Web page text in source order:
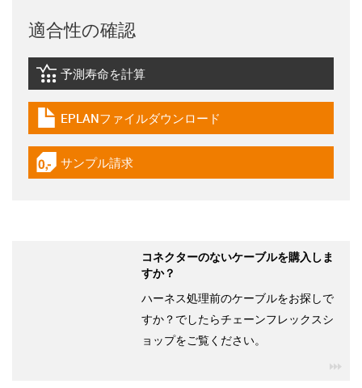
適合性の確認
igus-icon-lebensdauerrechner
予測寿命を計算
igus-icon-download-plan
EPLANファイルダウンロード
igus-icon-gratismuster
サンプル請求
コネクターのないケーブルを購入しま
すか？
ハーネス処理前のケーブルをお探しで
すか？でしたらチェーンフレックスシ
ョップをご覧ください。